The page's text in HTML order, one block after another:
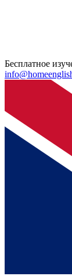
Бесплатное